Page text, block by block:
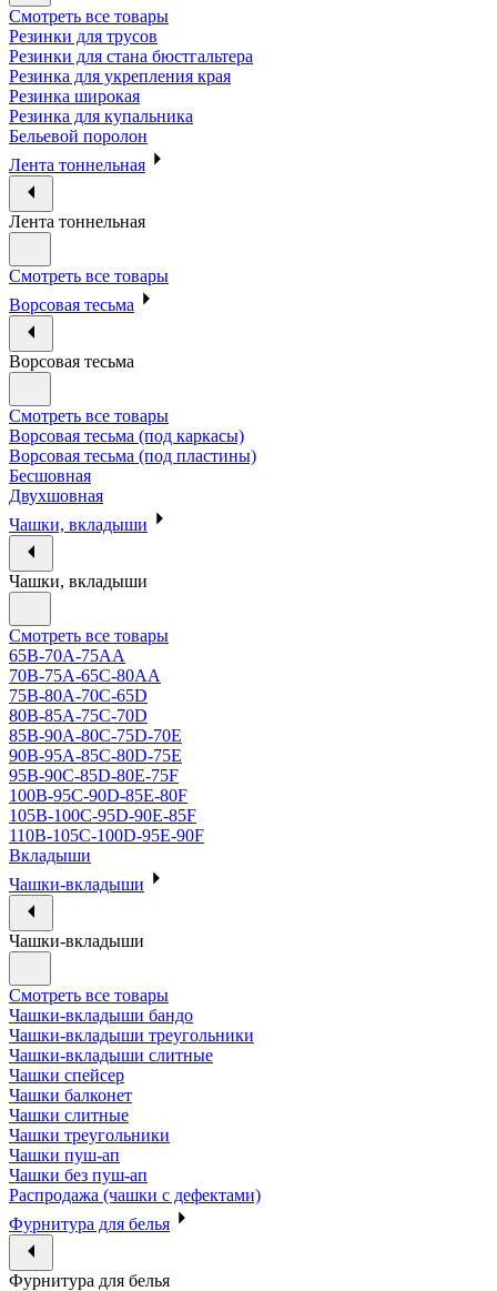
Смотреть все товары
Резинки для трусов
Резинки для стана бюстгальтера
Резинка для укрепления края
Резинка широкая
Резинка для купальника
Бельевой поролон
Лента тоннельная
Лента тоннельная
Смотреть все товары
Ворсовая тесьма
Ворсовая тесьма
Смотреть все товары
Ворсовая тесьма (под каркасы)
Ворсовая тесьма (под пластины)
Бесшовная
Двухшовная
Чашки, вкладыши
Чашки, вкладыши
Смотреть все товары
65B-70A-75АА
70В-75А-65С-80АА
75В-80А-70С-65D
80В-85А-75С-70D
85В-90А-80С-75D-70E
90B-95A-85C-80D-75E
95B-90C-85D-80E-75F
100B-95C-90D-85E-80F
105B-100C-95D-90E-85F
110B-105C-100D-95E-90F
Вкладыши
Чашки-вкладыши
Чашки-вкладыши
Смотреть все товары
Чашки-вкладыши бандо
Чашки-вкладыши треугольники
Чашки-вкладыши слитные
Чашки спейсер
Чашки балконет
Чашки слитные
Чашки треугольники
Чашки пуш-ап
Чашки без пуш-ап
Распродажа (чашки с дефектами)
Фурнитура для белья
Фурнитура для белья